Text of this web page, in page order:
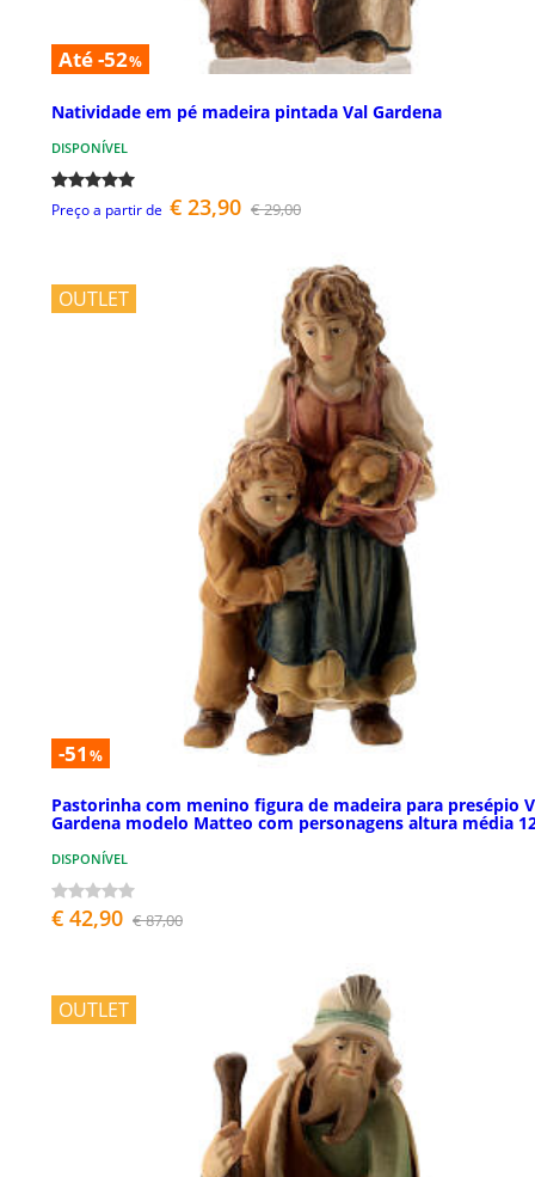
Até -52%
Natividade em pé madeira pintada Val Gardena
DISPONÍVEL
Preço a partir de € 23,90 € 29,00
OUTLET
-51 %
Pastorinha com menino figura de madeira para presépio
Gardena modelo Matteo com personagens altura média
DISPONÍVEL
€ 42,90 € 87,00
OUTLET